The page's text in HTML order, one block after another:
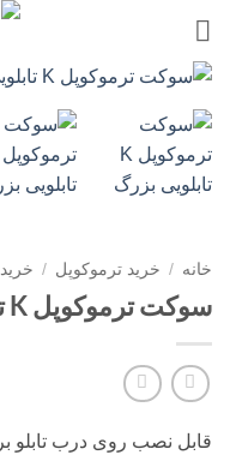
content
خانه / خرید ترموکوپل /
سوکت ترموکوپل K تابلویی بزرگ
قابل نصب روی درب تابلو